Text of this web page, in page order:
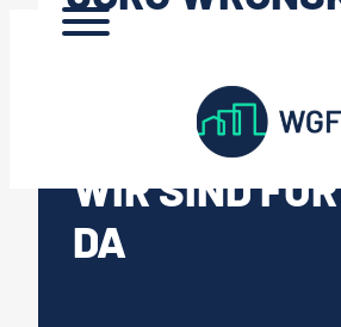
WIR SIND
DA